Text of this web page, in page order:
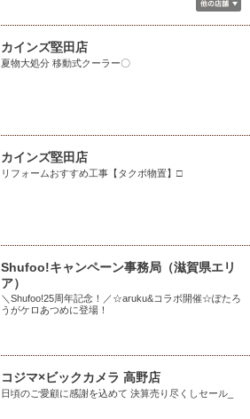
カインズ堅田店
夏物大処分 移動式クーラー〇
カインズ堅田店
リフォームおすすめ工事【タクボ物置】□
Shufoo!キャンペーン事務局（滋賀県エリ
ア）
＼Shufoo!25周年記念！／☆aruku&コラボ開催☆ぽたろ
うがケロあつめに登場！
コジマ×ビックカメラ 高野店
日頃のご愛顧に感謝を込めて 決算売り尽くしセール_